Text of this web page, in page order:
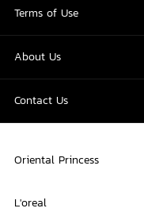
Terms of Use
About Us
Contact Us
Oriental Princess
L'oreal